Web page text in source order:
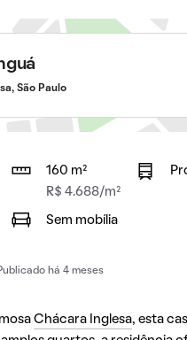
São Paulo
160 m²
R$ 4.688/m²
Sem mobília
há 4 meses
Chácara Inglesa, esta